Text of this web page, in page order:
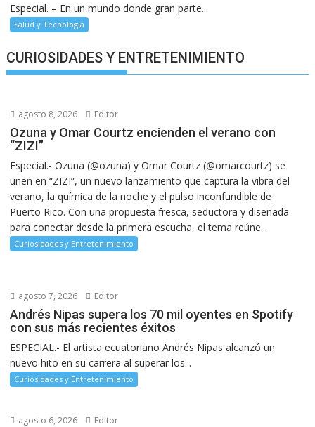
Especial. – En un mundo donde gran parte...
Salud y Tecnología
CURIOSIDADES Y ENTRETENIMIENTO
agosto 8, 2026 Editor
Ozuna y Omar Courtz encienden el verano con
“ZIZI”
Especial.- Ozuna (@ozuna) y Omar Courtz (@omarcourtz) se
unen en “ZIZI”, un nuevo lanzamiento que captura la vibra del
verano, la química de la noche y el pulso inconfundible de
Puerto Rico. Con una propuesta fresca, seductora y diseñada
para conectar desde la primera escucha, el tema reúne...
Curiosidades y Entretenimiento
agosto 7, 2026 Editor
Andrés Nipas supera los 70 mil oyentes en Spotify
con sus más recientes éxitos
ESPECIAL.- El artista ecuatoriano Andrés Nipas alcanzó un
nuevo hito en su carrera al superar los...
Curiosidades y Entretenimiento
agosto 6, 2026 Editor